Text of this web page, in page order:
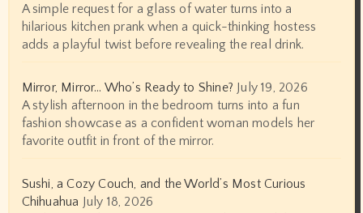
A simple request for a glass of water turns into a
hilarious kitchen prank when a quick-thinking hostess
adds a playful twist before revealing the real drink.
Mirror, Mirror… Who’s Ready to Shine? July 19, 2026
A stylish afternoon in the bedroom turns into a fun
fashion showcase as a confident woman models her
favorite outfit in front of the mirror.
Sushi, a Cozy Couch, and the World’s Most Curious
Chihuahua July 18, 2026